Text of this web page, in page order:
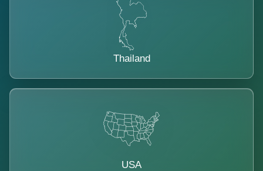
Thailand
USA